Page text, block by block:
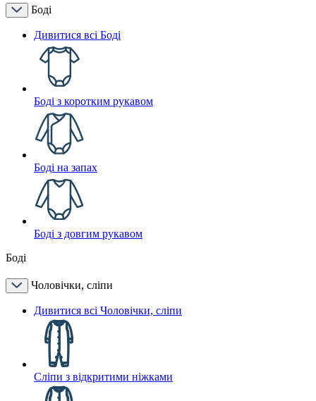
Боді
Дивитися всі Боді
Боді з коротким рукавом
Боді на запах
Боді з довгим рукавом
Боді
Чоловічки, сліпи
Дивитися всі Чоловічки, сліпи
Сліпи з відкритими ніжками